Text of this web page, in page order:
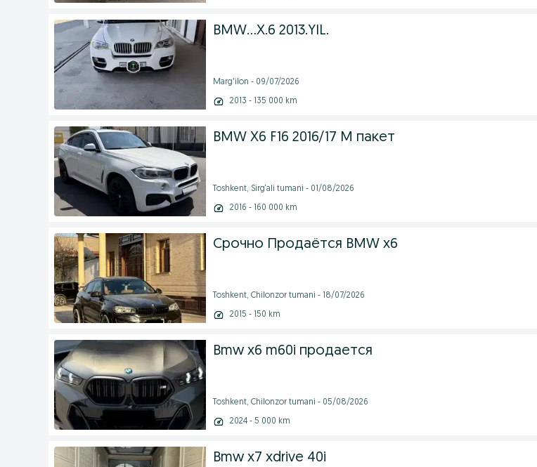
BMW...X.6 2013.YIL.
Marg'ilon - 09/07/2026
2013 - 135 000 km
BMW X6 F16 2016/17 M пакет
Toshkent, Sirg‘ali tumani - 01/08/2026
2016 - 160 000 km
Срочно Продаётся BMW x6
Toshkent, Chilonzor tumani - 18/07/2026
2015 - 150 km
Bmw x6 m60i продается
Toshkent, Chilonzor tumani - 05/08/2026
2024 - 5 000 km
Bmw x7 xdrive 40i